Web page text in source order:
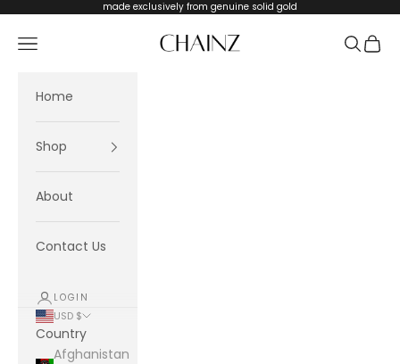
made exclusively from genuine solid gold
CHAINZ
Navigation menu Search
Cart
Home
Shop
About
Contact Us
LOGIN
USD $
Country
Afghanistan